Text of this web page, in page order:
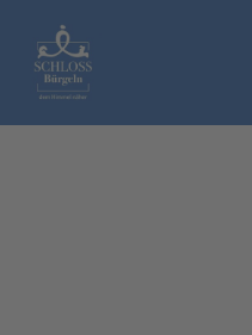
Inhalt
springen